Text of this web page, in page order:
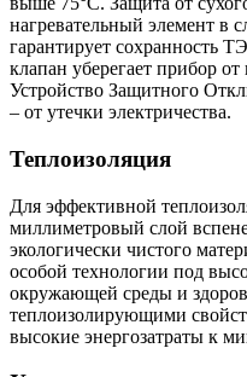
нагревательный элемент в
гарантирует сохранность
клапан уберегает прибор
Устройство Защитного
– от утечки электричества.
Теплоизоляция
Для эффективной
миллиметровый слой
экологически чистого
особой технологии под
окружающей среды и
теплоизолирующими
высокие энергозатраты к